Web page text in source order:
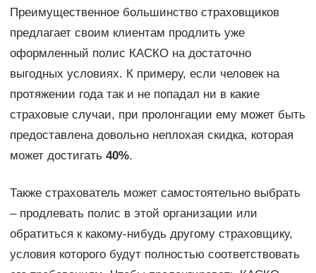
Преимущественное большинство страховщиков
предлагает своим клиентам продлить уже
оформленный полис КАСКО на достаточно
выгодных условиях. К примеру, если человек на
протяжении года так и не попадал ни в какие
страховые случаи, при пролонгации ему может быть
предоставлена довольно неплохая скидка, которая
может достигать 40%.
Также страхователь может самостоятельно выбрать
– продлевать полис в этой организации или
обратиться к какому-нибудь другому страховщику,
условия которого будут полностью соответствовать